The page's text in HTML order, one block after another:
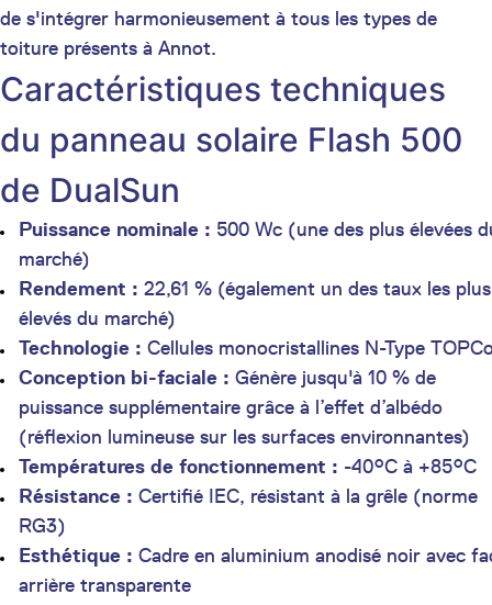
de s'intégrer harmonieusement à tous les types de
toiture présents à Annot.
Caractéristiques techniques
du panneau solaire Flash 500
de DualSun
Puissance nominale : 500 Wc (une des plus élevées
marché)
Rendement : 22,61 % (également un des taux les plus
élevés du marché)
Technologie : Cellules monocristallines N-Type
Conception bi-faciale : Génère jusqu'à 10 % de
puissance supplémentaire grâce à l’effet d’albédo
(réflexion lumineuse sur les surfaces environnantes)
Températures de fonctionnement : -40°C à +85°C
Résistance : Certifié IEC, résistant à la grêle (norme
RG3)
Esthétique : Cadre en aluminium anodisé noir avec
arrière transparente